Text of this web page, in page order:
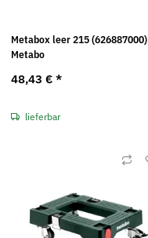
Metabox leer 215 (626887000)
Metabo
48,43 € *
lieferbar